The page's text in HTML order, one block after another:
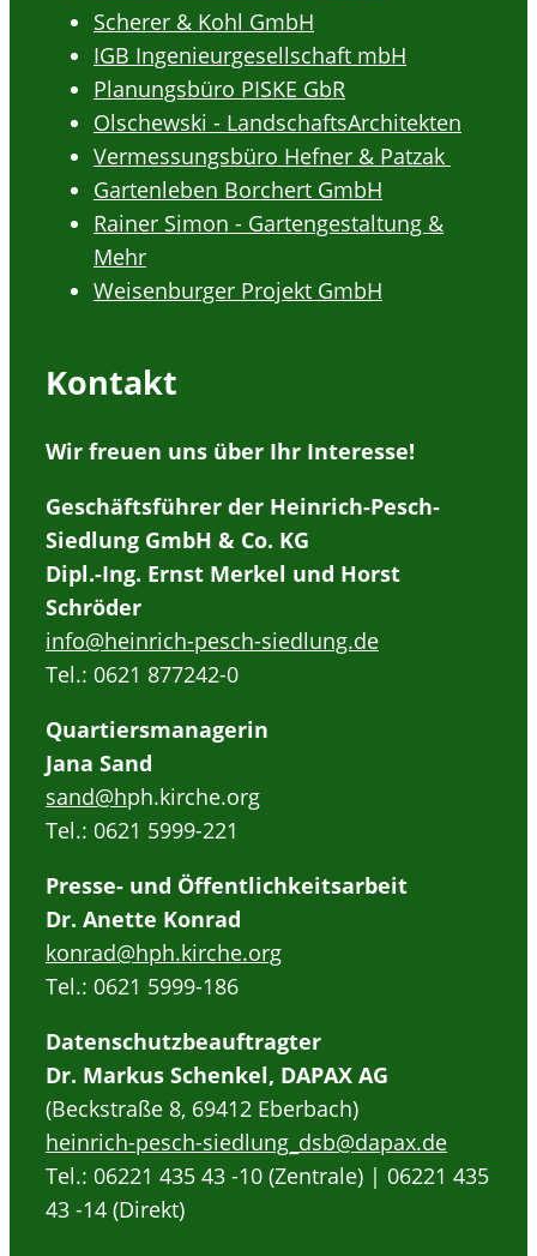
Scherer & Kohl GmbH
IGB Ingenieurgesellschaft mbH
Planungsbüro PISKE GbR
Olschewski - LandschaftsArchitekten
Vermessungsbüro Hefner & Patzak
Gartenleben Borchert GmbH
Rainer Simon - Gartengestaltung &
Mehr
Weisenburger Projekt GmbH
Kontakt
Wir freuen uns über Ihr Interesse!
Geschäftsführer der Heinrich-Pesch-
Siedlung GmbH & Co. KG
Dipl.-Ing. Ernst Merkel und Horst
Schröder
info@heinrich-pesch-siedlung.de
Tel.: 0621 877242-0
Quartiersmanagerin
Jana Sand
sand@hph.kirche.org
Tel.: 0621 5999-221
Presse- und Öffentlichkeitsarbeit
Dr. Anette Konrad
konrad@hph.kirche.org
Tel.: 0621 5999-186
Datenschutzbeauftragter
Dr. Markus Schenkel, DAPAX AG
(Beckstraße 8, 69412 Eberbach)
heinrich-pesch-siedlung_dsb@dapax.de
Tel.: 06221 435 43 -10 (Zentrale) | 06221 435
43 -14 (Direkt)